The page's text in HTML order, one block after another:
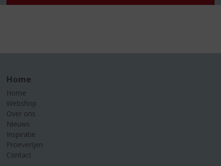
Home
Home
Webshop
Over ons
Nieuws
Inspiratie
Proeverijen
Contact